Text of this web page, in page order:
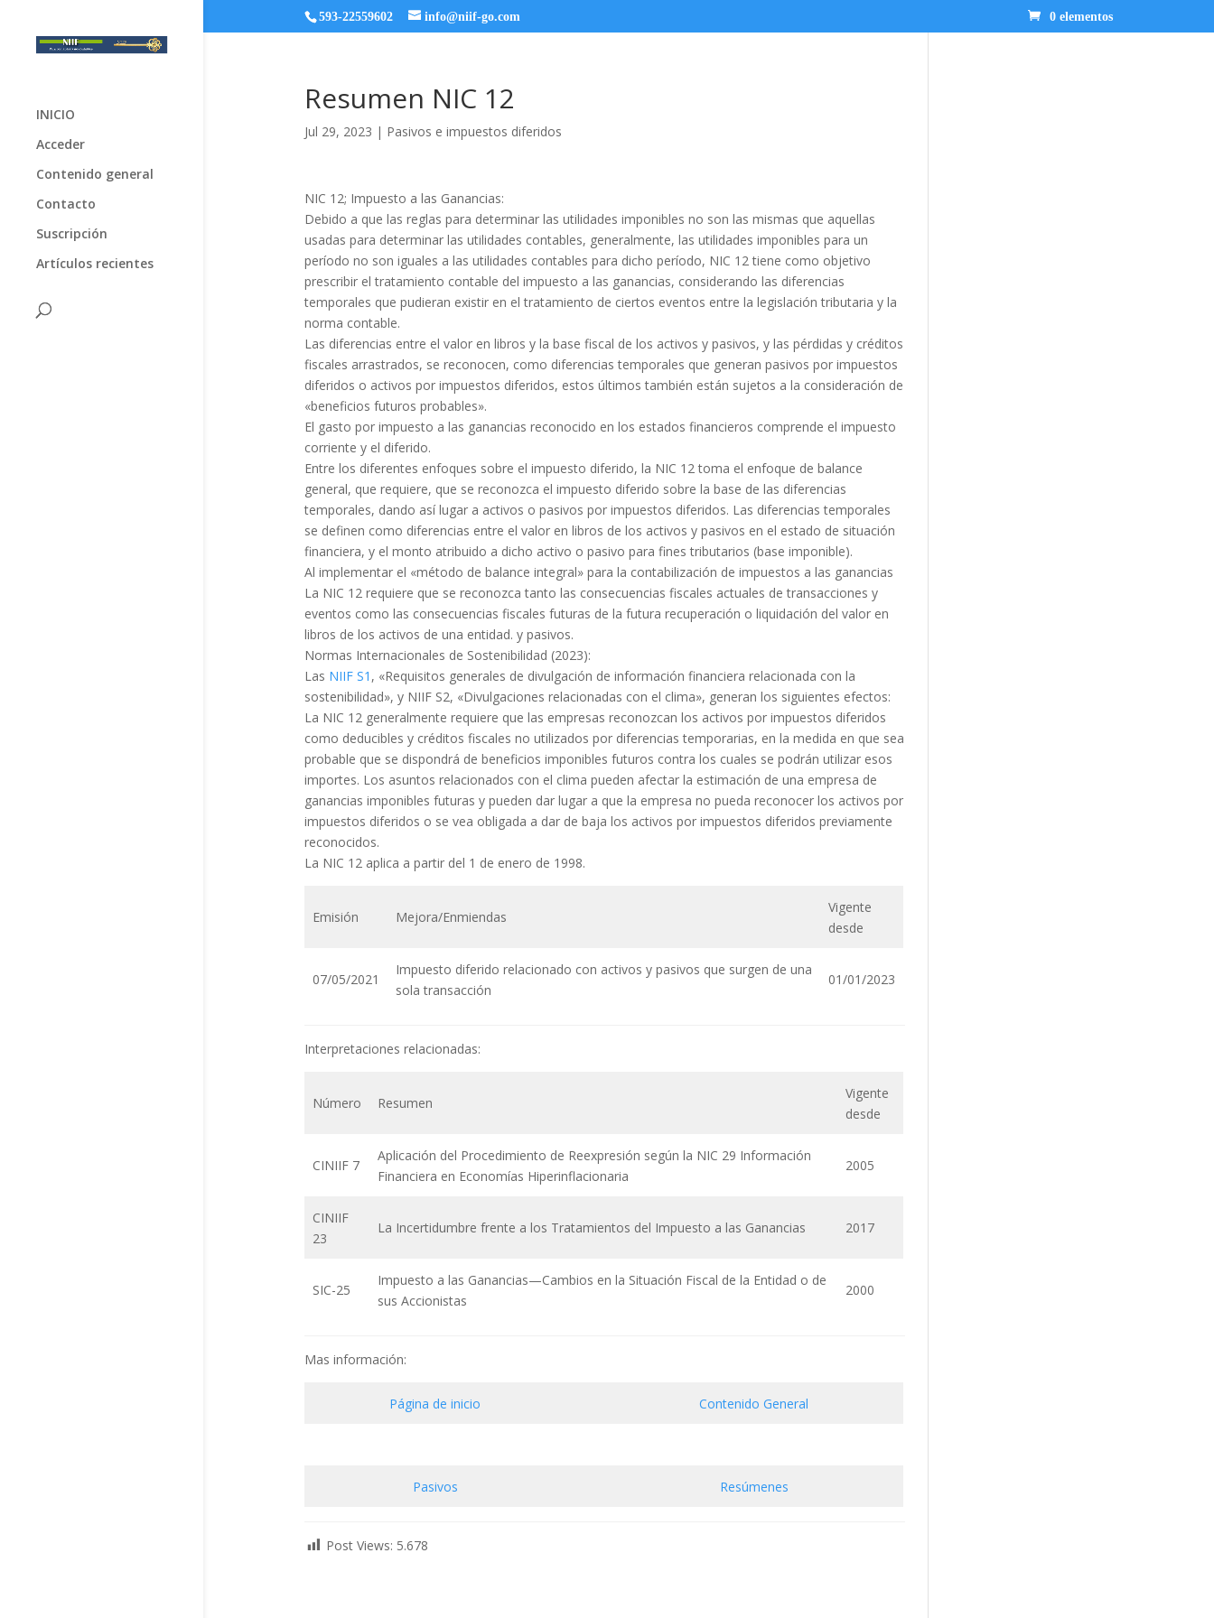
593-22559602 info@niif-go.com 0 elementos
INICIO
Acceder
Contenido general
Contacto
Suscripción
Artículos recientes
Resumen NIC 12
Jul 29, 2023 | Pasivos e impuestos diferidos
NIC 12; Impuesto a las Ganancias:
Debido a que las reglas para determinar las utilidades imponibles no son las mismas que aquellas
usadas para determinar las utilidades contables, generalmente, las utilidades imponibles para un
período no son iguales a las utilidades contables para dicho período, NIC 12 tiene como objetivo
prescribir el tratamiento contable del impuesto a las ganancias, considerando las diferencias
temporales que pudieran existir en el tratamiento de ciertos eventos entre la legislación tributaria y la
norma contable.
Las diferencias entre el valor en libros y la base fiscal de los activos y pasivos, y las pérdidas y créditos
fiscales arrastrados, se reconocen, como diferencias temporales que generan pasivos por impuestos
diferidos o activos por impuestos diferidos, estos últimos también están sujetos a la consideración de
«beneficios futuros probables».
El gasto por impuesto a las ganancias reconocido en los estados financieros comprende el impuesto
corriente y el diferido.
Entre los diferentes enfoques sobre el impuesto diferido, la NIC 12 toma el enfoque de balance
general, que requiere, que se reconozca el impuesto diferido sobre la base de las diferencias
temporales, dando así lugar a activos o pasivos por impuestos diferidos. Las diferencias temporales
se definen como diferencias entre el valor en libros de los activos y pasivos en el estado de situación
financiera, y el monto atribuido a dicho activo o pasivo para fines tributarios (base imponible).
Al implementar el «método de balance integral» para la contabilización de impuestos a las ganancias
La NIC 12 requiere que se reconozca tanto las consecuencias fiscales actuales de transacciones y
eventos como las consecuencias fiscales futuras de la futura recuperación o liquidación del valor en
libros de los activos de una entidad. y pasivos.
Normas Internacionales de Sostenibilidad (2023):
Las NIIF S1 , «Requisitos generales de divulgación de información financiera relacionada con la
sostenibilidad», y NIIF S2, «Divulgaciones relacionadas con el clima», generan los siguientes efectos:
La NIC 12 generalmente requiere que las empresas reconozcan los activos por impuestos diferidos
como deducibles y créditos fiscales no utilizados por diferencias temporarias, en la medida en que sea
probable que se dispondrá de beneficios imponibles futuros contra los cuales se podrán utilizar esos
importes. Los asuntos relacionados con el clima pueden afectar la estimación de una empresa de
ganancias imponibles futuras y pueden dar lugar a que la empresa no pueda reconocer los activos por
impuestos diferidos o se vea obligada a dar de baja los activos por impuestos diferidos previamente
reconocidos.
La NIC 12 aplica a partir del 1 de enero de 1998.
Emisión Mejora/Enmiendas
Vigente
desde
07/05/2021
Impuesto diferido relacionado con activos y pasivos que surgen de una
sola transacción
01/01/2023
Interpretaciones relacionadas:
Número Resumen
Vigente
desde
CINIIF 7
Aplicación del Procedimiento de Reexpresión según la NIC 29 Información
Financiera en Economías Hiperinflacionaria
2005
CINIIF
23
La Incertidumbre frente a los Tratamientos del Impuesto a las Ganancias 2017
SIC-25
Impuesto a las Ganancias—Cambios en la Situación Fiscal de la Entidad o de
sus Accionistas
2000
Mas información:
Página de inicio Contenido General
Pasivos Resúmenes
Post Views: 5.678